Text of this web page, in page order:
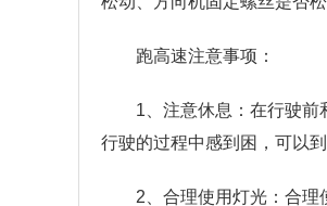
跑高速注意事项：
1、注意休息：在行驶
行驶的过程中感到困，可以
2、合理使用灯光：合理